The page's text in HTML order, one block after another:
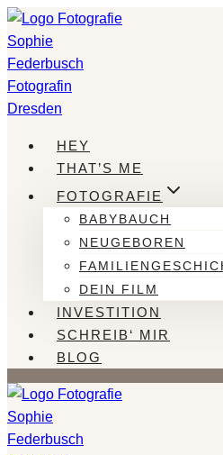
Zum
Inhalt
springen
HEY
THAT’S ME
FOTOGRAFIE
BABYBAUCH
NEUGEBOREN
DEIN FILM
INVESTITION
SCHREIB‘ MIR
BLOG